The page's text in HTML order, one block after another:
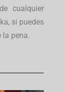
cualquier
si puedes
la pena.